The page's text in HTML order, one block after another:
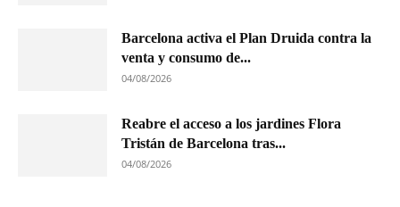
Barcelona activa el Plan Druida contra la
venta y consumo de...
04/08/2026
Reabre el acceso a los jardines Flora
Tristán de Barcelona tras...
04/08/2026